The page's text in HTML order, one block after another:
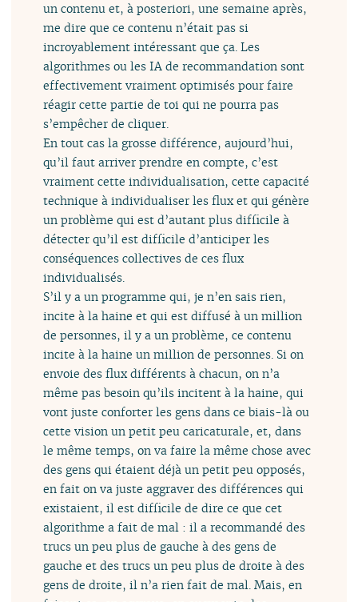
un contenu et, à posteriori, une semaine après,
me dire que ce contenu n’était pas si
incroyablement intéressant que ça. Les
algorithmes ou les IA de recommandation sont
effectivement vraiment optimisés pour faire
réagir cette partie de toi qui ne pourra pas
s’empêcher de cliquer.
En tout cas la grosse différence, aujourd’hui,
qu’il faut arriver prendre en compte, c’est
vraiment cette individualisation, cette capacité
technique à individualiser les flux et qui génère
un problème qui est d’autant plus difficile à
détecter qu’il est difficile d’anticiper les
conséquences collectives de ces flux
individualisés.
S’il y a un programme qui, je n’en sais rien,
incite à la haine et qui est diffusé à un million
de personnes, il y a un problème, ce contenu
incite à la haine un million de personnes. Si on
envoie des flux différents à chacun, on n’a
même pas besoin qu’ils incitent à la haine, qui
vont juste conforter les gens dans ce biais-là ou
cette vision un petit peu caricaturale, et, dans
le même temps, on va faire la même chose avec
des gens qui étaient déjà un petit peu opposés,
en fait on va juste aggraver des différences qui
existaient, il est difficile de dire ce que cet
algorithme a fait de mal : il a recommandé des
trucs un peu plus de gauche à des gens de
gauche et des trucs un peu plus de droite à des
gens de droite, il n’a rien fait de mal. Mais, en